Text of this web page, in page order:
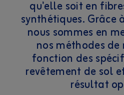
qu'elle soit en
synthétiques. Grâce
nous sommes en
nos méthodes
fonction des
revêtement de sol
résultat